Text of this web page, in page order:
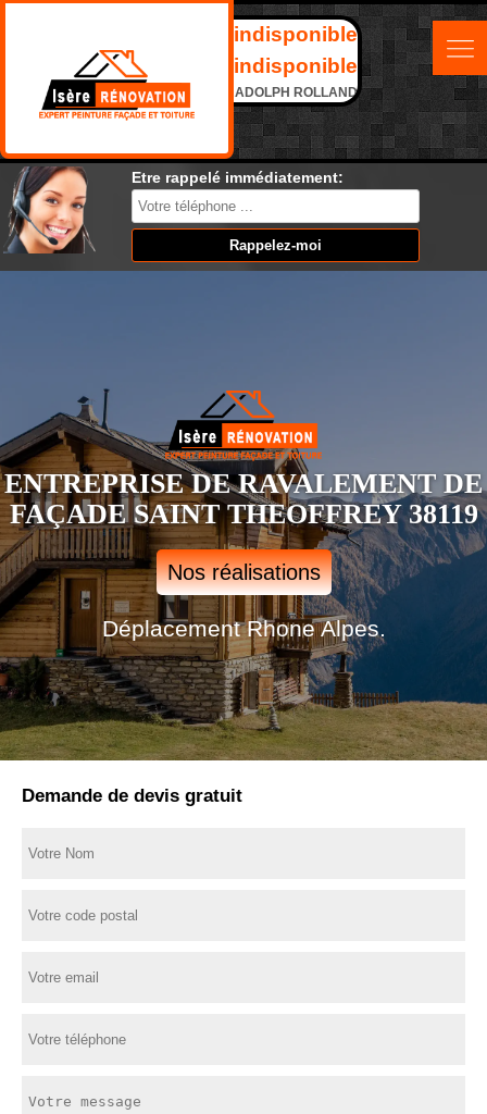
indisponible
indisponible
ADOLPH ROLLAND
Etre rappelé immédiatement:
ENTREPRISE DE RAVALEMENT DE
FAÇADE SAINT THEOFFREY 38119
Nos réalisations
Déplacement Rhone Alpes.
Demande de devis gratuit